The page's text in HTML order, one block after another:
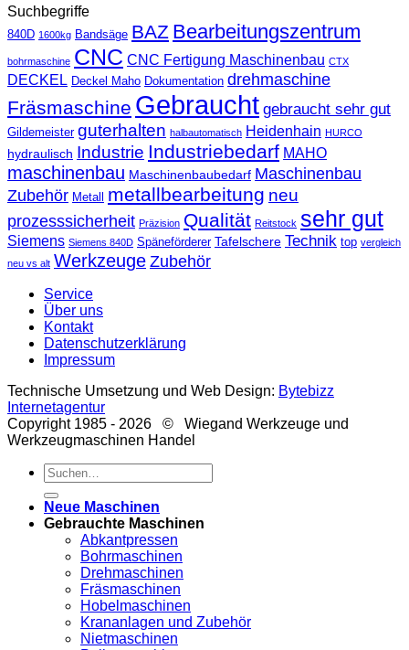
Suchbegriffe
840D 1600kg Bandsäge BAZ Bearbeitungszentrum
bohrmaschine CNC CNC Fertigung Maschinenbau CTX
DECKEL Deckel Maho Dokumentation drehmaschine
Fräsmaschine Gebraucht gebraucht sehr gut
Gildemeister guterhalten halbautomatisch Heidenhain HURCO
hydraulisch Industrie Industriebedarf MAHO
maschinenbau Maschinenbaubedarf Maschinenbau
Zubehör Metall metallbearbeitung neu
prozesssicherheit Präzision Qualität Reitstock sehr gut
Siemens Siemens 840D Späneförderer Tafelschere Technik top vergleich
neu vs alt Werkzeuge Zubehör
Service
Über uns
Kontakt
Datenschutzerklärung
Impressum
Technische Umsetzung und Web Design: Bytebizz
Internetagentur
Copyright 1985 - 2026 © Wiegand Werkzeuge und
Werkzeugmaschinen Handel
Suche
nach:
Neue Maschinen
Gebrauchte Maschinen
Abkantpressen
Bohrmaschinen
Drehmaschinen
Fräsmaschinen
Hobelmaschinen
Krananlagen und Zubehör
Nietmaschinen